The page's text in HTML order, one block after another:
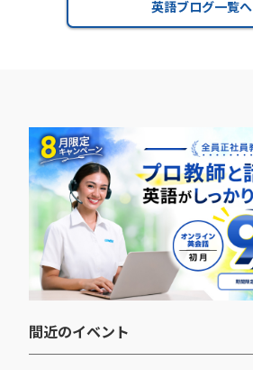
英語ブログ一覧へ
間近のイベント​